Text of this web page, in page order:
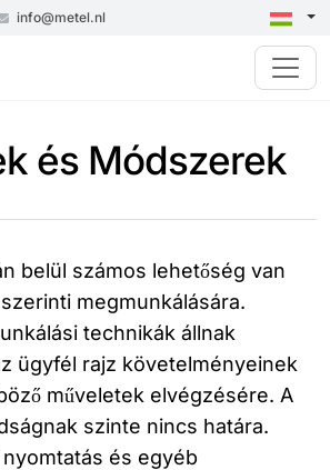
info@metel.nl
és Módszerek
belül számos lehetőség van
megmunkálására.
technikák állnak
ügyfél rajz követelményeinek
műveletek elvégzésére. A
szinte nincs határa.
nyomtatás és egyéb